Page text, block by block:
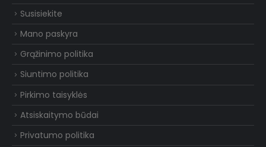
Susisiekite
Mano paskyra
Grąžinimo politika
Siuntimo politika
Pirkimo taisyklės
Atsiskaitymo būdai
Privatumo politika